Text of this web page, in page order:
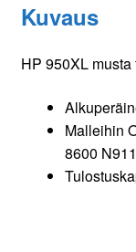
Kuvaus
HP 950XL
Malleihin
8600